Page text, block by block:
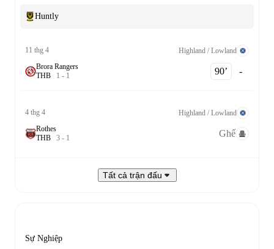
Huntly
11 thg 4
Highland / Lowland
Brora Rangers
THB 1 - 1 90‎’‎ -
4 thg 4
Highland / Lowland
Rothes
THB 3 - 1 Ghế
Tất cả trận đấu
Sự Nghiệp